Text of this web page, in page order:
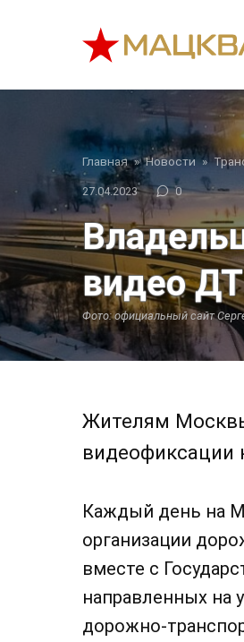
Главная » Новости »
27.04.2023 0
видео
Фото: официальный сайт
Жителям
Каждый день на
организации
вместе с
направленных на
дорожно-